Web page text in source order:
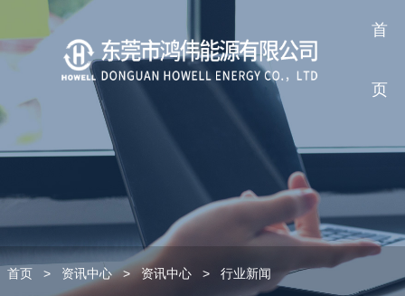
首
页
首页 > 资讯中心 > 资讯中心 > 行业新闻